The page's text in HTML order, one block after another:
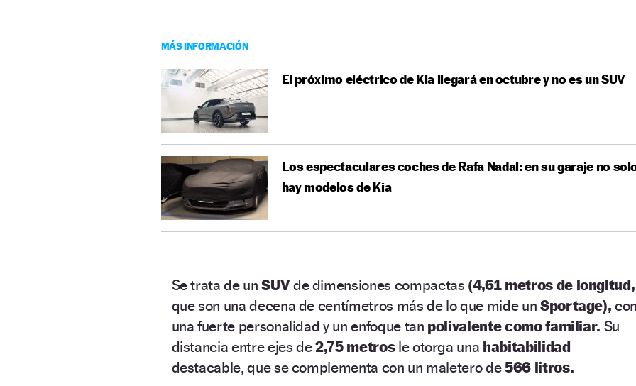
MÁS INFORMACIÓN
El próximo eléctrico de Kia llegará en octubre y no es un SUV
Los espectaculares coches de Rafa Nadal: en su garaje no
hay modelos de Kia
Se trata de unSUVde dimensiones compactas (4,61 metros de longitud,
que son una decena de centímetros más de lo que mide un Sportage),
una fuerte personalidad y un enfoque tan polivalente como familiar. Su
distancia entre ejes de2,75 metrosle otorga una habitabilidad
destacable, que se complementa con un maletero de566 litros.